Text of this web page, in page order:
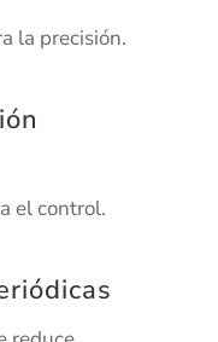
la precisión.
el control.